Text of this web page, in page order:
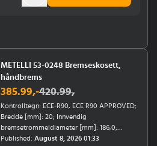
METELLI 53-0248 Bremseskosett,
håndbrems
385.99,-420.99,
Kontrolltegn: ECE-R90, ECE R90 APPROVED;
Bredde [mm]: 20; Innvendig
bremsetrommeldiameter [mm]: 186,0;
Årsmodell til: 12/2014, 12/2013;
Published: August 8, 2026 01:33